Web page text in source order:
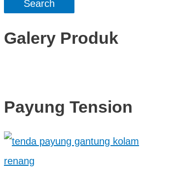
Galery Produk
Payung Tension